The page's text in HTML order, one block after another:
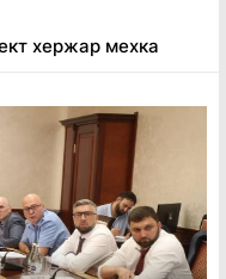
хержар мехка